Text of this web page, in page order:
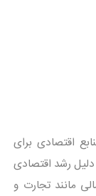
اقتصادی برای
دلیل رشد اقتصادی
مانند تجارت و